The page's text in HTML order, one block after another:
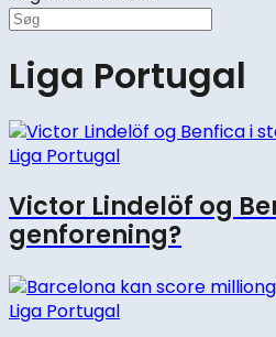
Liga Portugal
Liga Portugal
Victor Lindelöf og
genforening?
Liga Portugal